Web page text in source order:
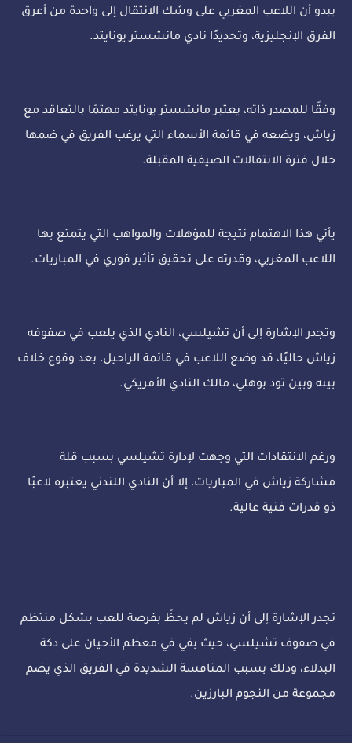
يبدو أن اللاعب المغربي على وشك الانتقال إلى واحدة من أعرق
الفرق الإنجليزية، وتحديدًا نادي مانشستر يونايتد.
وفقًا للمصدر ذاته، يعتبر مانشستر يونايتد مهتمًا بالتعاقد مع
زياش، ويضعه في قائمة الأسماء التي يرغب الفريق في ضمها
خلال فترة الانتقالات الصيفية المقبلة.
يأتي هذا الاهتمام نتيجة للمؤهلات والمواهب التي يتمتع بها
اللاعب المغربي، وقدرته على تحقيق تأثير فوري في المباريات.
وتجدر الإشارة إلى أن تشيلسي، النادي الذي يلعب في صفوفه
زياش حاليًا، قد وضع اللاعب في قائمة الراحيل، بعد وقوع خلاف
بينه وبين تود بوهلي، مالك النادي الأمريكي.
ورغم الانتقادات التي وجهت لإدارة تشيلسي بسبب قلة
مشاركة زياش في المباريات، إلا أن النادي اللندني يعتبره لاعبًا
ذو قدرات فنية عالية.
تجدر الإشارة إلى أن زياش لم يحظَ بفرصة للعب بشكل منتظم
في صفوف تشيلسي، حيث بقي في معظم الأحيان على دكة
البدلاء، وذلك بسبب المنافسة الشديدة في الفريق الذي يضم
مجموعة من النجوم البارزين.